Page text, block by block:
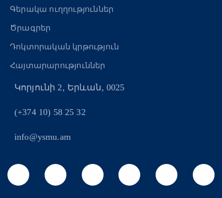
Գերակա ուղղություններ
Ծրագրեր
Դոկտորական կրթություն
Հայտարարություններ
Կորյունի 2, Երևան, 0025
(+374 10) 58 25 32
info@ysmu.am